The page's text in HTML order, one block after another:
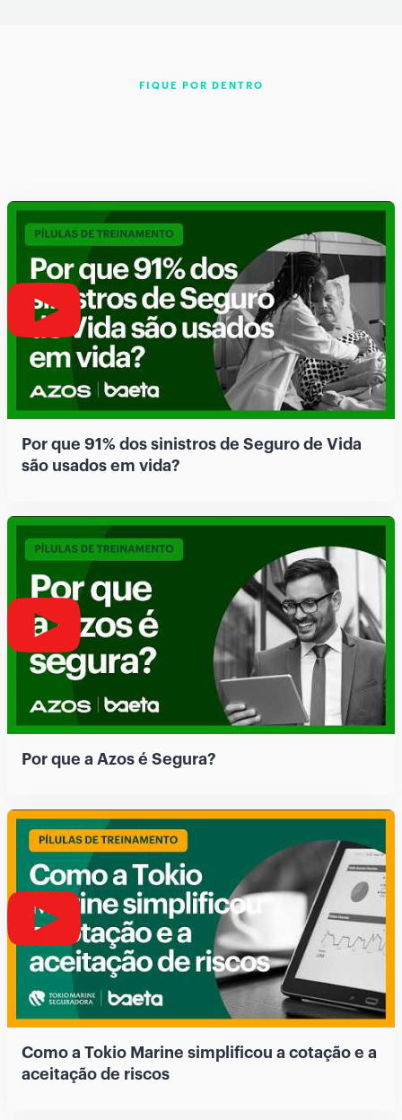
FIQUE POR DENTRO
Por que 91% dos sinistros de Seguro de Vida
são usados em vida?
Por que a Azos é Segura?
Como a Tokio Marine simplificou a cotação e a
aceitação de riscos